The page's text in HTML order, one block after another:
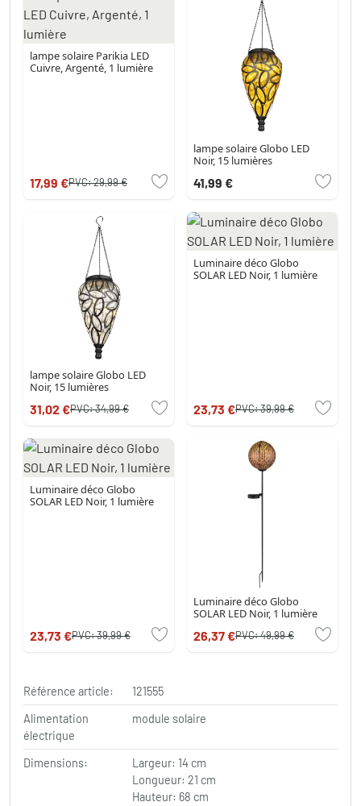
lampe solaire Parikia LED
Cuivre, Argenté, 1 lumière
17,99 €PVC:29,99 €
lampe solaire Globo LED
Noir, 15 lumières
41,99 €
lampe solaire Globo LED
Noir, 15 lumières
31,02 €PVC:34,99 €
Luminaire déco Globo
SOLAR LED Noir, 1 lumière
23,73 €PVC:39,99 €
Luminaire déco Globo
SOLAR LED Noir, 1 lumière
23,73 €PVC:39,99 €
Luminaire déco Globo
SOLAR LED Noir, 1 lumière
26,37 €PVC:49,99 €
Référence article:
121555
Alimentation
électrique
module solaire
Dimensions:
Largeur: 14 cm
Longueur: 21 cm
Hauteur: 68 cm